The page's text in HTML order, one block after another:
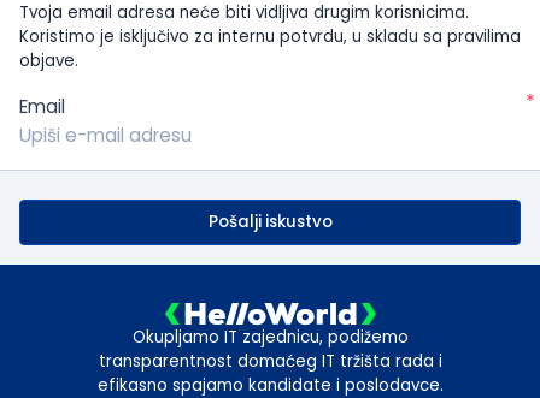
Tvoja email adresa neće biti vidljiva drugim korisnicima.
Koristimo je isključivo za internu potvrdu, u skladu sa pravilima
objave.
Email *
Pošalji iskustvo
Okupljamo IT zajednicu, podižemo
transparentnost domaćeg IT tržišta rada i
efikasno spajamo kandidate i poslodavce.